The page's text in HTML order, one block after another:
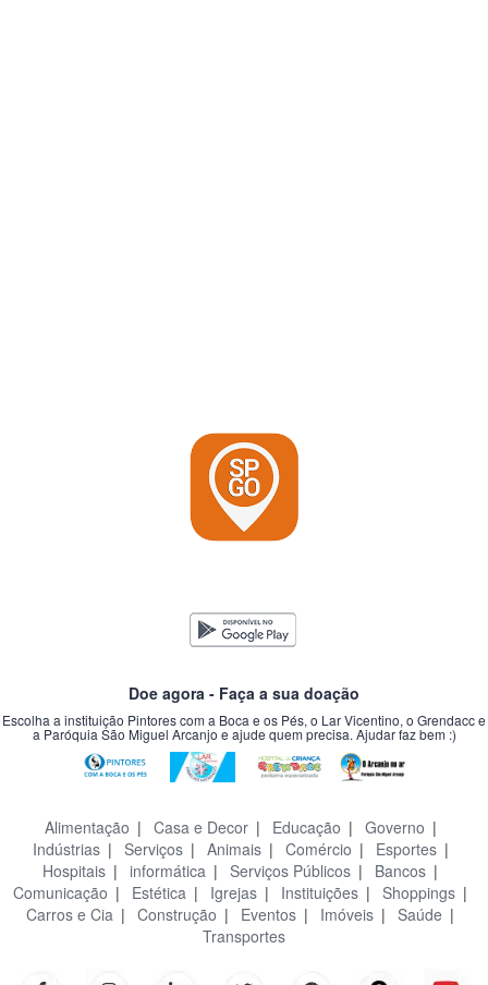
Doe agora - Faça a sua doação
Escolha a instituição Pintores com a Boca e os Pés, o Lar Vicentino, o Grendacc e
a Paróquia São Miguel Arcanjo e ajude quem precisa. Ajudar faz bem :)
Alimentação | Casa e Decor| Educação | Governo |
Indústrias| Serviços| Animais| Comércio | Esportes|
Hospitais | informática | Serviços Públicos | Bancos |
Comunicação | Estética | Igrejas | Instituições | Shoppings |
Carros e Cia | Construção | Eventos | Imóveis | Saúde |
Transportes